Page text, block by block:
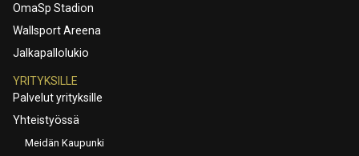
OmaSp Stadion
Wallsport Areena
Jalkapallolukio
YRITYKSILLE
Palvelut yrityksille
Yhteistyössä
Meidän Kaupunki